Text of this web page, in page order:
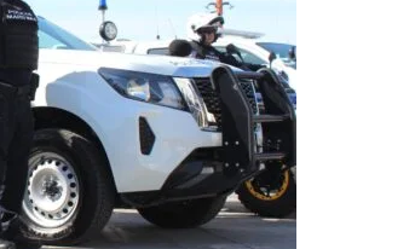
el futuro del Casino Municipal de
para mejorar el alumbrado
Argentina y Perú del 6 al 17 de